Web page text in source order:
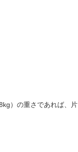
）の重さであれば、片